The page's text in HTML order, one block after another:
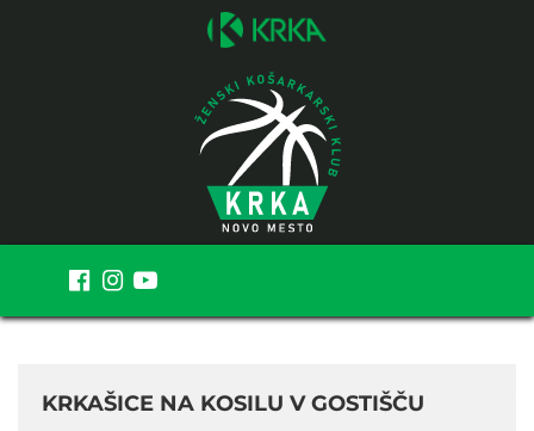
KRKAŠICE NA KOSILU V GOSTIŠČU